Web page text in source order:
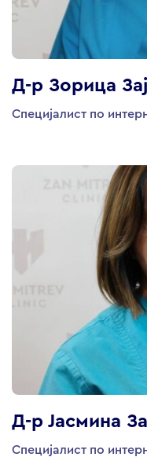
Д-р Зорица
Специјалист по
Д-р Јасмина
Специјалист по